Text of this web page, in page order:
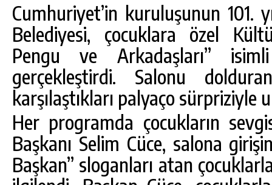
Cumhuriyet’in kuruluşunun 101.
Belediyesi, çocuklara özel
Pengu ve Arkadaşları”
gerçekleştirdi. Salonu
karşılaştıkları palyaço sürpriziyle
Her programda çocukların
Başkanı Selim Cüce, salona
Başkan” sloganları atan
GÖKSUN HAFIZLIK KIZ KUR’AN KURSU
ÖĞRENCILERINE DARENDE GEZISI.